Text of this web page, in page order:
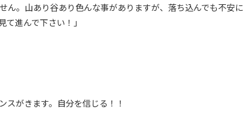
ん。山あり谷あり色んな事がありますが、落ち込んでも不安
進んで下さい！」
スがきます。自分を信じる！！